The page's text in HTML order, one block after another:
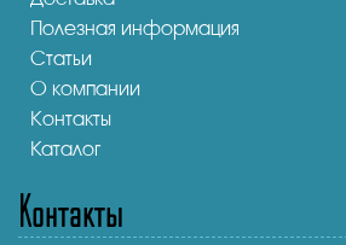
Полезная информация
Статьи
О компании
Контакты
Каталог
Контакты